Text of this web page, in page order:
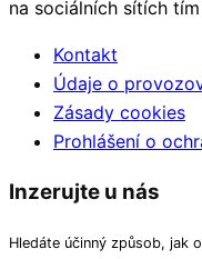
na sociálních sítích
Kontakt
Údaje o
Zásady cookies
Prohlášení o
Inzerujte u nás
Hledáte účinný způsob, jak